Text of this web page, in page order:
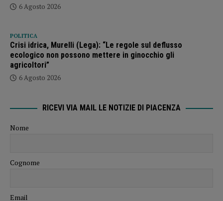
6 Agosto 2026
POLITICA
Crisi idrica, Murelli (Lega): “Le regole sul deflusso
ecologico non possono mettere in ginocchio gli
agricoltori”
6 Agosto 2026
RICEVI VIA MAIL LE NOTIZIE DI PIACENZA
Nome
Cognome
Email